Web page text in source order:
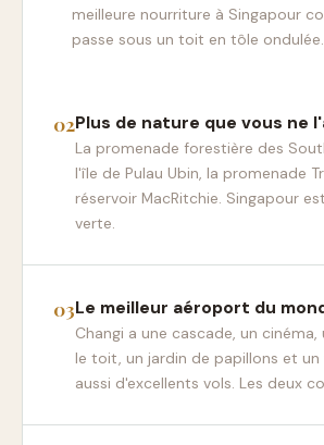
meilleure nourriture à Singapour
passe sous un toit en tôle ondulée.
Plus de nature que vous ne
La promenade forestière des
l'île de Pulau Ubin, la promenade
réservoir MacRitchie. Singapour
verte.
Le meilleur aéroport du
Changi a une cascade, un cinéma,
le toit, un jardin de papillons et un
aussi d'excellents vols. Les deux